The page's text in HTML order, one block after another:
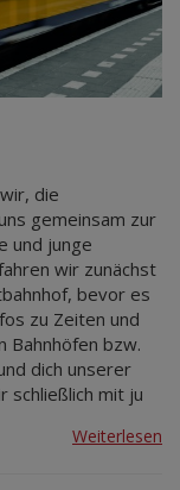
die
gemeinsam zur
und junge
wir zunächst
bevor es
zu Zeiten und
Bahnhöfen bzw.
dich unserer
schließlich mit ju
Weiterlesen